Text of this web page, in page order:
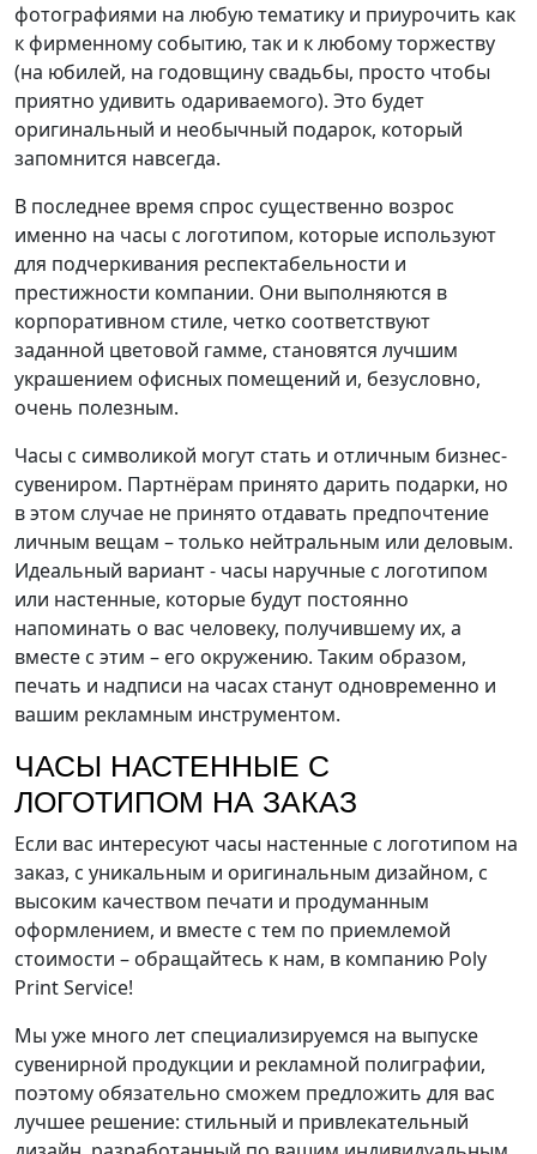
фотографиями на любую тематику и приурочить как
к фирменному событию, так и к любому торжеству
(на юбилей, на годовщину свадьбы, просто чтобы
приятно удивить одариваемого). Это будет
оригинальный и необычный подарок, который
запомнится навсегда.
В последнее время спрос существенно возрос
именно на часы с логотипом, которые используют
для подчеркивания респектабельности и
престижности компании. Они выполняются в
корпоративном стиле, четко соответствуют
заданной цветовой гамме, становятся лучшим
украшением офисных помещений и, безусловно,
очень полезным.
Часы с символикой могут стать и отличным бизнес-
сувениром. Партнёрам принято дарить подарки, но
в этом случае не принято отдавать предпочтение
личным вещам – только нейтральным или деловым.
Идеальный вариант - часы наручные с логотипом
или настенные, которые будут постоянно
напоминать о вас человеку, получившему их, а
вместе с этим – его окружению. Таким образом,
печать и надписи на часах станут одновременно и
вашим рекламным инструментом.
ЧАСЫ НАСТЕННЫЕ С
ЛОГОТИПОМ НА ЗАКАЗ
Если вас интересуют часы настенные с логотипом на
заказ, с уникальным и оригинальным дизайном, с
высоким качеством печати и продуманным
оформлением, и вместе с тем по приемлемой
стоимости – обращайтесь к нам, в компанию Poly
Print Service!
Мы уже много лет специализируемся на выпуске
сувенирной продукции и рекламной полиграфии,
поэтому обязательно сможем предложить для вас
лучшее решение: стильный и привлекательный